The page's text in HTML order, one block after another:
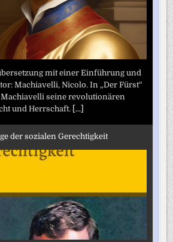
mit einer Einführung und
Machiavelli, Nicolo. In „Der Fürst“
seine revolutionären
und Herrschaft. [...]
der sozialen Gerechtigkeit